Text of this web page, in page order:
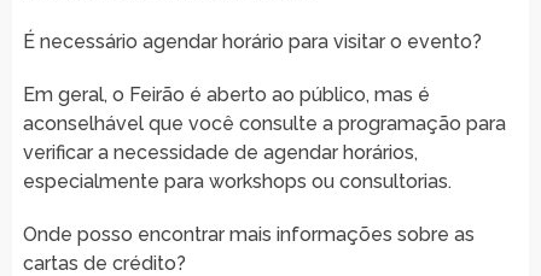
É necessário agendar horário para visitar o evento?
Em geral, o Feirão é aberto ao público, mas é
aconselhável que você consulte a programação para
verificar a necessidade de agendar horários,
especialmente para workshops ou consultorias.
Onde posso encontrar mais informações sobre as
cartas de crédito?